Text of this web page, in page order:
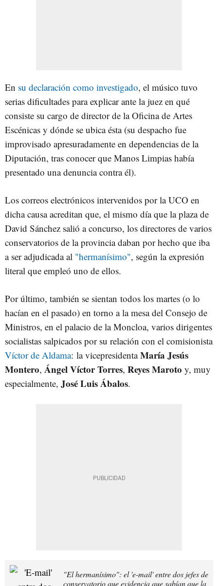
En su declaración como investigado, el músico tuvo
serias dificultades para explicar ante la juez en qué
consiste su cargo de director de la Oficina de Artes
Escénicas y dónde se ubica ésta (su despacho fue
improvisado apresuradamente en dependencias de la
Diputación, tras conocer que Manos Limpias había
presentado una denuncia contra él).
Los correos electrónicos intervenidos por la UCO en
dicha causa acreditan que, el mismo día que la plaza de
David Sánchez salió a concurso, los directores de varios
conservatorios de la provincia daban por hecho que iba
a ser adjudicada al "hermanísimo", según la expresión
literal que empleó uno de ellos.
Por último, también se sientan todos los martes (o lo
hacían en el pasado) en torno a la mesa del Consejo de
Ministros, en el palacio de la Moncloa, varios dirigentes
socialistas salpicados por su relación con el comisionista
Víctor de Aldama: la vicepresidentaMaría Jesús
Montero, Ángel Víctor Torres, Reyes Maroto y, muy
especialmente, José Luis Ábalos.
"El hermanísimo": el 'e-mail' entre dos jefes de
conservatorio que evidencia que sabían que la